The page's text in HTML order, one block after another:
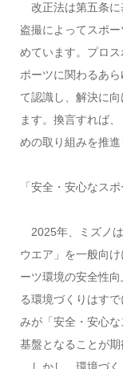
改正法は第五条に
盗撮によってスポ
めています。プロ
ポーツに関わるあ
て認識し、解決に
ます。換言すれば
めの取り組みを推進
「安全・安心なス
2025年、ミズノ
ウエア」を一般向
ーツ環境の安全性
る環境づくりはす
みが「安全・安心
基盤となることが期